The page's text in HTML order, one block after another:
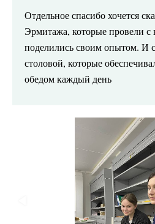
Отдельное спасибо хочется
Эрмитажа, которые провели с
поделились своим опытом. И
столовой, которые
обедом каждый день